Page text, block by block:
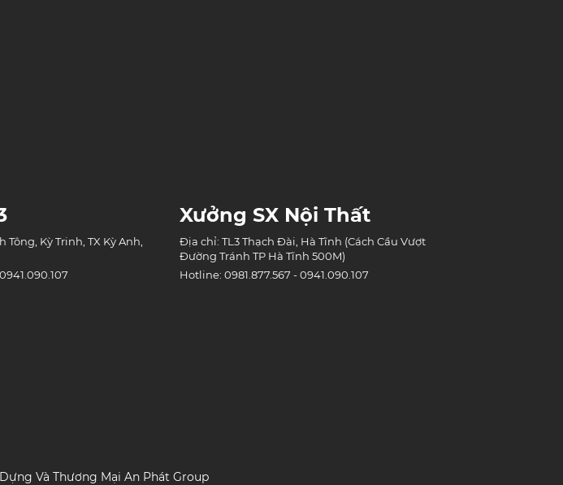
Tông, Kỳ Trinh, TX Kỳ Anh,
Xưởng SX Nội Thất
Địa chỉ: TL3 Thạch Đài, Hà Tĩnh (Cách Cầu Vượt
Đường Tránh TP Hà Tĩnh 500M)
Hotline: 0981.877.567 - 0941.090.107
Và Thương Mại An Phát Group